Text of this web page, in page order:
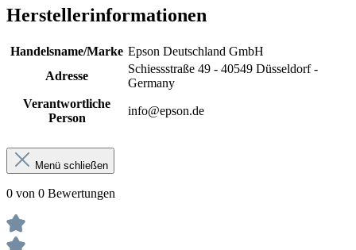
Herstellerinformationen
Handelsname/Marke Epson Deutschland GmbH
Adresse
Schiessstraße 49 - 40549 Düsseldorf -
Germany
Verantwortliche
Person
info@epson.de
Menü schließen
0 von 0 Bewertungen